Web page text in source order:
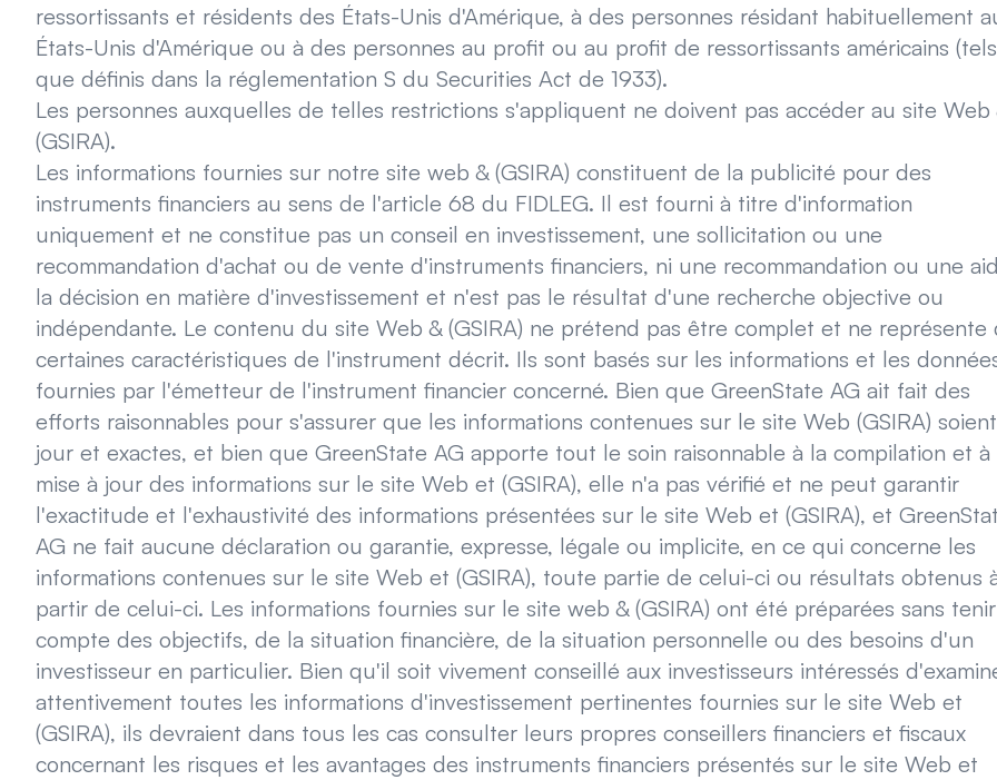
ressortissants et résidents des États-Unis d'Amérique, à des personnes résidant habituellement
États-Unis d'Amérique ou à des personnes au profit ou au profit de ressortissants américains (tels
que définis dans la réglementation S du Securities Act de 1933).
Les personnes auxquelles de telles restrictions s'appliquent ne doivent pas accéder au site Web
(GSIRA).
Les informations fournies sur notre site web & (GSIRA) constituent de la publicité pour des
instruments financiers au sens de l'article 68 du FIDLEG. Il est fourni à titre d'information
uniquement et ne constitue pas un conseil en investissement, une sollicitation ou une
recommandation d'achat ou de vente d'instruments financiers, ni une recommandation ou une
la décision en matière d'investissement et n'est pas le résultat d'une recherche objective ou
indépendante. Le contenu du site Web & (GSIRA) ne prétend pas être complet et ne représente
certaines caractéristiques de l'instrument décrit. Ils sont basés sur les informations et les
fournies par l'émetteur de l'instrument financier concerné. Bien que GreenState AG ait fait des
efforts raisonnables pour s'assurer que les informations contenues sur le site Web (GSIRA)
jour et exactes, et bien que GreenState AG apporte tout le soin raisonnable à la compilation et à
mise à jour des informations sur le site Web et (GSIRA), elle n'a pas vérifié et ne peut garantir
l'exactitude et l'exhaustivité des informations présentées sur le site Web et (GSIRA), et
AG ne fait aucune déclaration ou garantie, expresse, légale ou implicite, en ce qui concerne les
informations contenues sur le site Web et (GSIRA), toute partie de celui-ci ou résultats obtenus
partir de celui-ci. Les informations fournies sur le site web & (GSIRA) ont été préparées sans tenir
compte des objectifs, de la situation financière, de la situation personnelle ou des besoins d'un
investisseur en particulier. Bien qu'il soit vivement conseillé aux investisseurs intéressés
attentivement toutes les informations d'investissement pertinentes fournies sur le site Web et
(GSIRA), ils devraient dans tous les cas consulter leurs propres conseillers financiers et fiscaux
concernant les risques et les avantages des instruments financiers présentés sur le site Web et